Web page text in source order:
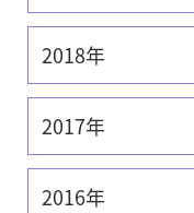
2018年
2017年
2016年